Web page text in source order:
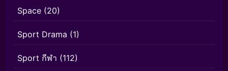
Space (20)
Sport Drama (1)
Sport กีฬา (112)